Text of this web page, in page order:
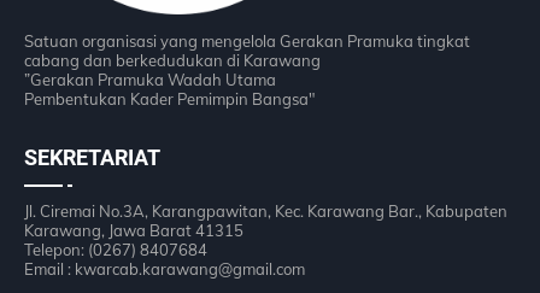
Satuan organisasi yang mengelola Gerakan Pramuka tingkat
cabang dan berkedudukan di Karawang
”Gerakan Pramuka Wadah Utama
Pembentukan Kader Pemimpin Bangsa"
SEKRETARIAT
Jl. Ciremai No.3A, Karangpawitan, Kec. Karawang Bar., Kabupaten
Karawang, Jawa Barat 41315
Telepon: (0267) 8407684
Email : kwarcab.karawang@gmail.com